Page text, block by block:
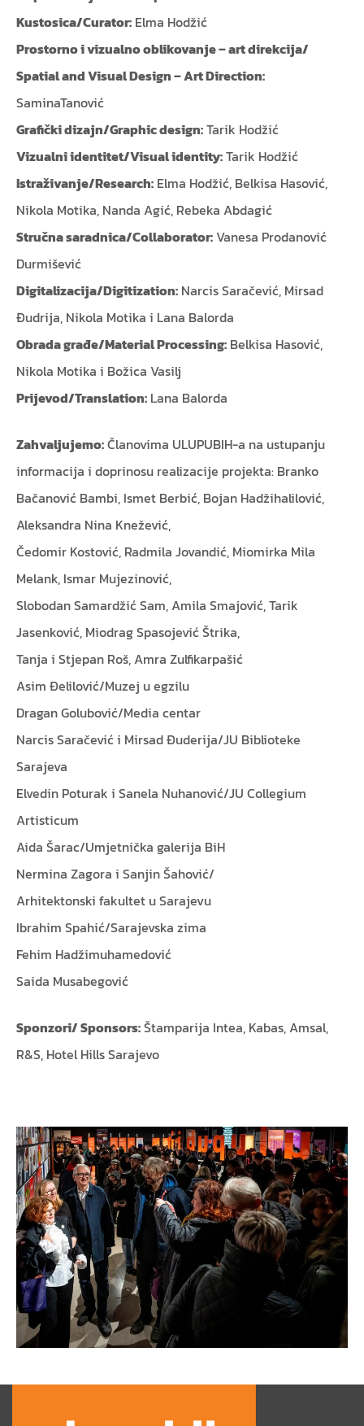
Kustosica/Curator: Elma Hodžić
Prostorno i vizualno oblikovanje – art direkcija/
Spatial and Visual Design – Art Direction:
SaminaTanović
Grafički dizajn/Graphic design:Tarik Hodžić
Vizualni identitet/Visual identity:Tarik Hodžić
Istraživanje/Research: Elma Hodžić, Belkisa Hasović,
Nikola Motika, Nanda Agić, Rebeka Abdagić
Stručna saradnica/Collaborator: Vanesa Prodanović
Durmišević
Digitalizacija/Digitization: Narcis Saračević, Mirsad
Đudrija, Nikola Motika i Lana Balorda
Obrada građe/Material Processing: Belkisa Hasović,
Nikola Motika i Božica Vasilj
Prijevod/Translation: Lana Balorda
Zahvaljujemo:Članovima ULUPUBIH-a na ustupanju
informacija i doprinosu realizacije projekta: Branko
Bačanović Bambi, Ismet Berbić, Bojan Hadžihalilović,
Aleksandra Nina Knežević,
Čedomir Kostović, Radmila Jovandić, Miomirka Mila
Melank, Ismar Mujezinović,
Slobodan Samardžić Sam, Amila Smajović, Tarik
Jasenković, Miodrag Spasojević Štrika,
Tanja i Stjepan Roš, Amra Zulfikarpašić
Asim Đelilović/Muzej u egzilu
Dragan Golubović/Media centar
Narcis Saračević i Mirsad Đuderija/JU Biblioteke
Sarajeva
Elvedin Poturak i Sanela Nuhanović/JU Collegium
Artisticum
Aida Šarac/Umjetnička galerija BiH
Nermina Zagora i Sanjin Šahović/
Arhitektonski fakultet u Sarajevu
Ibrahim Spahić/Sarajevska zima
Fehim Hadžimuhamedović
Saida Musabegović
Sponzori/ Sponsors:Štamparija Intea, Kabas, Amsal,
R&S, Hotel Hills Sarajevo